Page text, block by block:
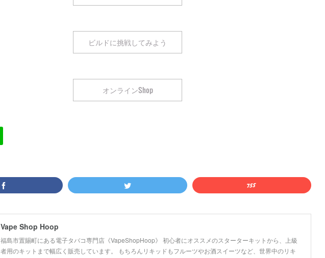
ビルドに挑戦してみよう
オンラインShop
Vape Shop Hoop
福島市置賜町にある電子タバコ専門店《VapeShopHoop》 初心者にオススメのスターターキットから、上級
者用のキットまで幅広く販売しています。 もちろんリキッドもフルーツやお酒スイーツなど、世界中のリキ